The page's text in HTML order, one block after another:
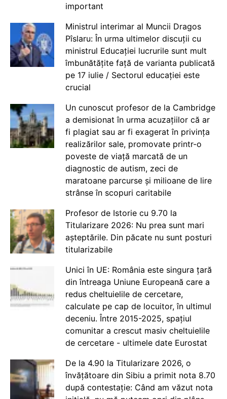
important
Ministrul interimar al Muncii Dragos
Pîslaru: În urma ultimelor discuții cu
ministrul Educației lucrurile sunt mult
îmbunătățite față de varianta publicată
pe 17 iulie / Sectorul educației este
crucial
Un cunoscut profesor de la Cambridge
a demisionat în urma acuzațiilor că ar
fi plagiat sau ar fi exagerat în privința
realizărilor sale, promovate printr-o
poveste de viață marcată de un
diagnostic de autism, zeci de
maratoane parcurse și milioane de lire
strânse în scopuri caritabile
Profesor de Istorie cu 9.70 la
Titularizare 2026: Nu prea sunt mari
așteptările. Din păcate nu sunt posturi
titularizabile
Unici în UE: România este singura țară
din întreaga Uniune Europeană care a
redus cheltuielile de cercetare,
calculate pe cap de locuitor, în ultimul
deceniu. Între 2015-2025, spațiul
comunitar a crescut masiv cheltuielile
de cercetare - ultimele date Eurostat
De la 4.90 la Titularizare 2026, o
învățătoare din Sibiu a primit nota 8.70
după contestație: Când am văzut nota